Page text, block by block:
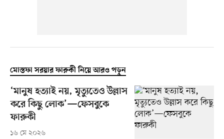
মোস্তফা সরয়ার ফারুকী নিয়ে আরও পড়ুন
‘মানুষ হত্যাই নয়, মৃত্যুতেও উল্লাস
করে কিছু লোক’—ফেসবুকে
ফারুকী
১৬ মে ২০২৬